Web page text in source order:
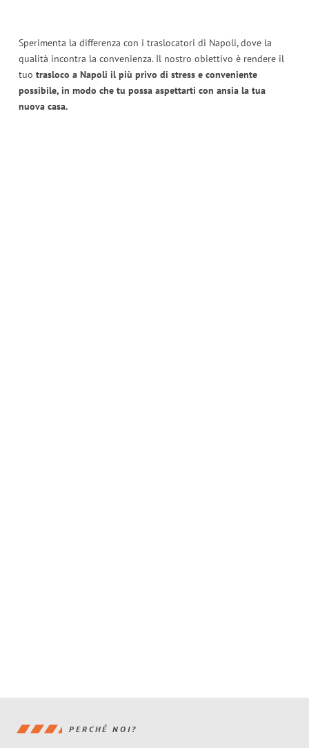
Sperimenta la differenza con i traslocatori di Napoli, dove la
qualità incontra la convenienza. Il nostro obiettivo è rendere il
tuo trasloco a Napoli il più privo di stress e conveniente
possibile, in modo che tu possa aspettarti con ansia la tua
nuova casa.
PERCHÉ NOI?